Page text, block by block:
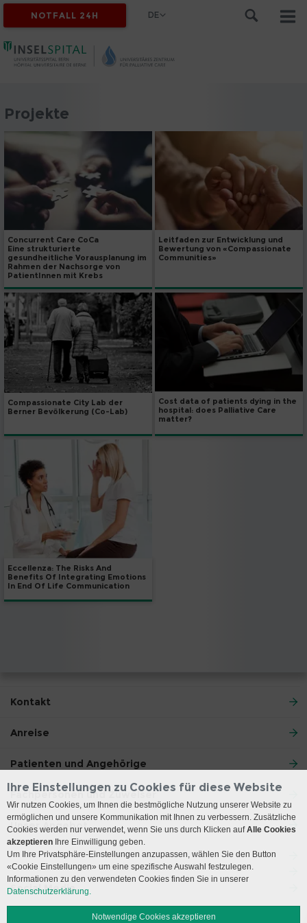
NOTFALL 24H DE
Projekte
Concurrent Care CoCa
Eine strukturierte
gesundheitliche Vorausplanung im
Rahmen der Nachsorge von
PatientInnen mit Krebs
Leitfaden zur Entwicklung und
Bewertung von «Compassionate
Communities»
Compassionate City Lab der
Berner Bevölkerung (Co-Lab)
Cost data of patients dying in the
hospital: does Palliative Care
matter?
Eccellenza: The Risks And
Benefits Of Integrating Emotions
In End Of Life Communication
Kontakt
Anreise
Patienten und Angehörige
Fachpersonen und Zuweiser
Unser Angebot
Social Media
Ihre Einstellungen zu Cookies für diese Website
Wir nutzen Cookies, um Ihnen die bestmögliche Nutzung unserer Website zu
ermöglichen und unsere Kommunikation mit Ihnen zu verbessern. Zusätzliche
Cookies werden nur verwendet, wenn Sie uns durch Klicken aufAlle Cookies
akzeptieren Ihre Einwilligung geben.
Um Ihre Privatsphäre-Einstellungen anzupassen, wählen Sie den Button
«Cookie Einstellungen» um eine spezifische Auswahl festzulegen.
Informationen zu den verwendeten Cookies finden Sie in unserer
Datenschutzerklärung.
Notwendige Cookies akzeptieren